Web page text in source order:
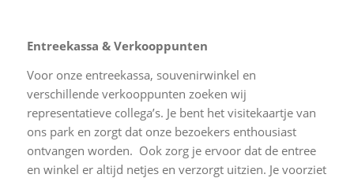
Entreekassa & Verkooppunten
Voor onze entreekassa, souvenirwinkel en
verschillende verkooppunten zoeken wij
representatieve collega’s. Je bent het visitekaartje van
ons park en zorgt dat onze bezoekers enthousiast
ontvangen worden. Ook zorg je ervoor dat de entree
en winkel er altijd netjes en verzorgt uitzien. Je voorziet